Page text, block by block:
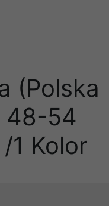
(Polska
48-54
1 Kolor